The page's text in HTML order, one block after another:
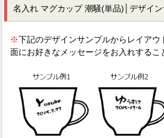
名入れ マグカップ 潮騒(単品)│デザイ
※下記のデザインサンプルからレイア
面にお好きなメッセージをお入れするこ